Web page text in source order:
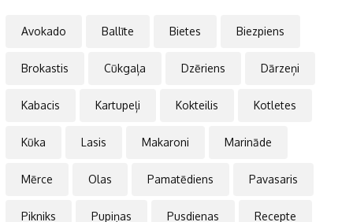
Avokado Ballīte Bietes Biezpiens
Brokastis Cūkgaļa Dzēriens Dārzeņi
Kabacis Kartupeļi Kokteilis Kotletes
Kūka Lasis Makaroni Marināde
Mērce Olas Pamatēdiens Pavasaris
Pikniks Pupiņas Pusdienas Recepte